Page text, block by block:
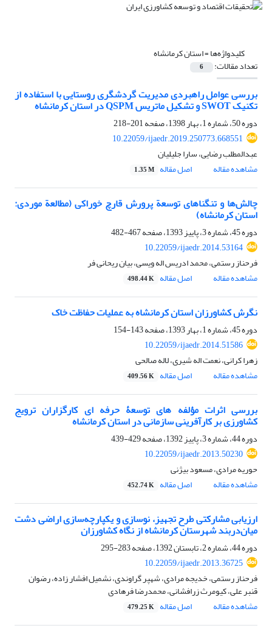
کلیدواژه‌ها =استان کرمانشاه
تعداد مقالات: 6
بررسی عوامل راهبردی مدیریت گردشگری روستایی با استفاده از
تکنیک SWOT و تشکیل ماتریس QSPM در استان کرمانشاه
دوره 50، شماره 1، بهار 1398، صفحه
201-218
10.22059/ijaedr.2019.250773.668551
عبدالمطلب رضایی، سارا جلیلیان
مشاهده مقاله
اصل مقاله 1.35 M
چالش‌ها و تنگناهای توسعة پرورش قارچ خوراکی (مطالعة موردی:
استان کرمانشاه)
دوره 45، شماره 3، پاییز 1393، صفحه
467-482
10.22059/ijaedr.2014.53164
فرحناز رستمی، محمد ادریس اله ویسی، بیان ریحانی فر
مشاهده مقاله
اصل مقاله 498.44 K
نگرش کشاورزان استان کرمانشاه به عملیات حفاظت خاک
دوره 45، شماره 1، بهار 1393، صفحه
143-154
10.22059/ijaedr.2014.51586
زهرا کرانی، نعمت اله شیری، لاله صالحی
مشاهده مقاله
اصل مقاله 409.56 K
بررسی اثرات مؤلفه های توسعۀ حرفه ای کارگزاران ترویج
کشاورزی بر کارآفرینی سازمانی در استان کرمانشاه
دوره 44، شماره 3، پاییز 1392، صفحه
429-439
10.22059/ijaedr.2013.50230
حوریه مرادی، مسعود بیژنی
مشاهده مقاله
اصل مقاله 452.74 K
ارزیابی مشارکتی طرح تجهیز، نوسازی و یکپارچه‌سازی اراضی دشت
میان‌دربند شهرستان کرمانشاه از نگاه کشاورزان
دوره 44، شماره 2، تابستان 1392، صفحه
283-295
10.22059/ijaedr.2013.36725
فرحناز رستمی، خدیجه مرادی، شهپر گراوندی، نشمیل افشار زاده، رضوان
قنبر علی، کیومرث زرافشانی، محمدرضا فرهادی
مشاهده مقاله
اصل مقاله 479.25 K